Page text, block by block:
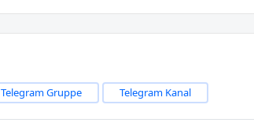
Telegram Gruppe Telegram Kanal